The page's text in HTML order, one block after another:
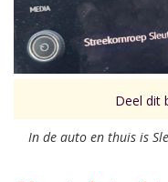
Deel dit
In de auto en thuis is